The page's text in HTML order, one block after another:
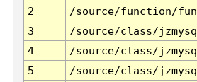
2
/source/function/
3
/source/class/
4
/source/class/
5
/source/class/